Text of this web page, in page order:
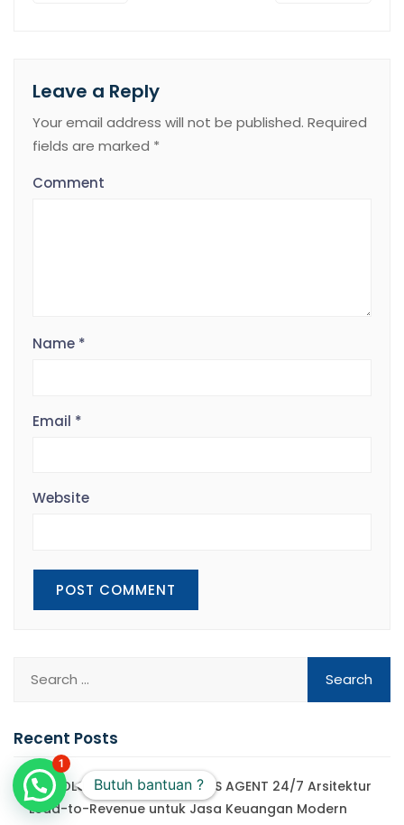
Leave a Reply
Your email address will not be published. Required
fields are marked *
Comment
Name *
Email *
Website
Recent Posts
TEKNOLOGI v1 FINANSIAL SALES AGENT 24/7 Arsitektur
Lead-to-Revenue untuk Jasa Keuangan Modern
1
Butuh bantuan ?